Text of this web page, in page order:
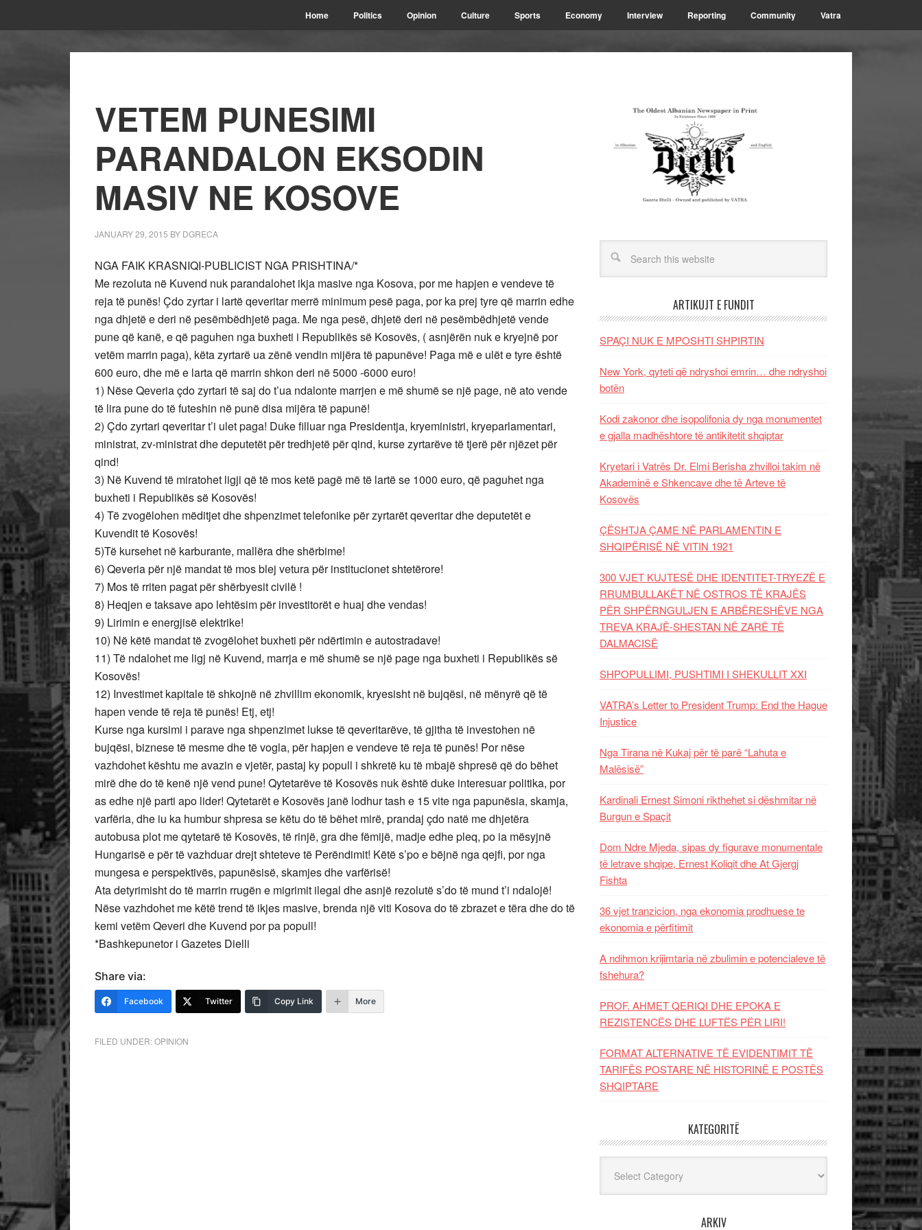
Home Politics Opinion Culture Sports Economy Interview Reporting Community Vatra
VETEM PUNESIMI
PARANDALON EKSODIN
MASIV NE KOSOVE
JANUARY 29, 2015 BY DGRECA
NGA FAIK KRASNIQI-PUBLICIST NGA PRISHTINA/*
Me rezoluta në Kuvend nuk parandalohet ikja masive nga Kosova, por me hapjen e vendeve të
reja të punës! Çdo zyrtar i lartë qeveritar merrë minimum pesë paga, por ka prej tyre që marrin edhe
nga dhjetë e deri në pesëmbëdhjetë paga. Me nga pesë, dhjetë deri në pesëmbëdhjetë vende
pune që kanë, e që paguhen nga buxheti i Republikës së Kosovës, ( asnjërën nuk e kryejnë por
vetëm marrin paga), këta zyrtarë ua zënë vendin mijëra të papunëve! Paga më e ulët e tyre është
600 euro, dhe më e larta që marrin shkon deri në 5000 -6000 euro!
1) Nëse Qeveria çdo zyrtari të saj do t’ua ndalonte marrjen e më shumë se një page, në ato vende
të lira pune do të futeshin në punë disa mijëra të papunë!
2) Çdo zyrtari qeveritar t’i ulet paga! Duke filluar nga Presidentja, kryeministri, kryeparlamentari,
ministrat, zv-ministrat dhe deputetët për tredhjetë për qind, kurse zyrtarëve të tjerë për njëzet për
qind!
3) Në Kuvend të miratohet ligji që të mos ketë pagë më të lartë se 1000 euro, që paguhet nga
buxheti i Republikës së Kosovës!
4) Të zvogëlohen mëditjet dhe shpenzimet telefonike për zyrtarët qeveritar dhe deputetët e
Kuvendit të Kosovës!
5)Të kursehet në karburante, mallëra dhe shërbime!
6) Qeveria për një mandat të mos blej vetura për institucionet shtetërore!
7) Mos të rriten pagat për shërbyesit civilë !
8) Heqjen e taksave apo lehtësim për investitorët e huaj dhe vendas!
9) Lirimin e energjisë elektrike!
10) Në këtë mandat të zvogëlohet buxheti për ndërtimin e autostradave!
11) Të ndalohet me ligj në Kuvend, marrja e më shumë se një page nga buxheti i Republikës së
Kosovës!
12) Investimet kapitale të shkojnë në zhvillim ekonomik, kryesisht në bujqësi, në mënyrë që të
hapen vende të reja të punës! Etj, etj!
Kurse nga kursimi i parave nga shpenzimet lukse të qeveritarëve, të gjitha të investohen në
bujqësi, biznese të mesme dhe të vogla, për hapjen e vendeve të reja të punës! Por nëse
vazhdohet kështu me avazin e vjetër, pastaj ky popull i shkretë ku të mbajë shpresë që do bëhet
mirë dhe do të kenë një vend pune! Qytetarëve të Kosovës nuk është duke interesuar politika, por
as edhe një parti apo lider! Qytetarët e Kosovës janë lodhur tash e 15 vite nga papunësia, skamja,
varfëria, dhe iu ka humbur shpresa se këtu do të bëhet mirë, prandaj çdo natë me dhjetëra
autobusa plot me qytetarë të Kosovës, të rinjë, gra dhe fëmijë, madje edhe pleq, po ia mësyjnë
Hungarisë e për të vazhduar drejt shteteve të Perëndimit! Këtë s’po e bëjnë nga qejfi, por nga
mungesa e perspektivës, papunësisë, skamjes dhe varfërisë!
Ata detyrimisht do të marrin rrugën e migrimit ilegal dhe asnjë rezolutë s’do të mund t’i ndalojë!
Nëse vazhdohet me këtë trend të ikjes masive, brenda një viti Kosova do të zbrazet e tëra dhe do të
kemi vetëm Qeveri dhe Kuvend por pa popull!
*Bashkepunetor i Gazetes Dielli
Share via:
Facebook Twitter Copy Link More
FILED UNDER:OPINION
ARTIKUJT E FUNDIT
SPAÇI NUK E MPOSHTI SHPIRTIN
New York, qyteti që ndryshoi emrin… dhe ndryshoi
botën
Kodi zakonor dhe isopolifonia dy nga monumentet
e gjalla madhështore të antikitetit shqiptar
Kryetari i Vatrës Dr. Elmi Berisha zhvilloi takim në
Akademinë e Shkencave dhe të Arteve të
Kosovës
ÇËSHTJA ÇAME NË PARLAMENTIN E
SHQIPËRISË NË VITIN 1921
300 VJET KUJTESË DHE IDENTITET-TRYEZË E
RRUMBULLAKËT NË OSTROS TË KRAJËS
PËR SHPËRNGULJEN E ARBËRESHËVE NGA
TREVA KRAJË-SHESTAN NË ZARË TË
DALMACISË
SHPOPULLIMI, PUSHTIMI I SHEKULLIT XXI
VATRA’s Letter to President Trump: End the Hague
Injustice
Nga Tirana në Kukaj për të parë “Lahuta e
Malësisë”
Kardinali Ernest Simoni rikthehet si dëshmitar në
Burgun e Spaçit
Dom Ndre Mjeda, sipas dy figurave monumentale
të letrave shqipe, Ernest Koliqit dhe At Gjergj
Fishta
36 vjet tranzicion, nga ekonomia prodhuese te
ekonomia e përfitimit
A ndihmon krijimtaria në zbulimin e potencialeve të
fshehura?
PROF. AHMET QERIQI DHE EPOKA E
REZISTENCЁS DHE LUFTЁS PЁR LIRI!
FORMAT ALTERNATIVE TË EVIDENTIMIT TË
TARIFËS POSTARE NË HISTORINË E POSTËS
SHQIPTARE
KATEGORITË
ARKIV